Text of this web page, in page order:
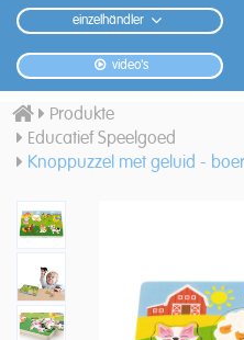
einzelhändler
video's
Produkte
Educatief Speelgoed
Knoppuzzel met geluid -